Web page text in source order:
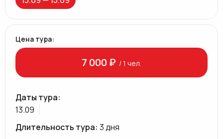
Цена тура:
7 000 ₽ / 1 чел.
Даты тура:
13.09
Длительность тура: 3 дня